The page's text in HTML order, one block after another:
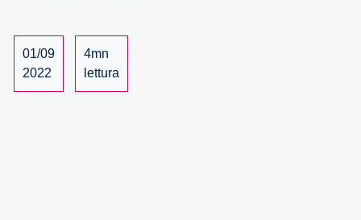
01/09
2022
4mn
lettura